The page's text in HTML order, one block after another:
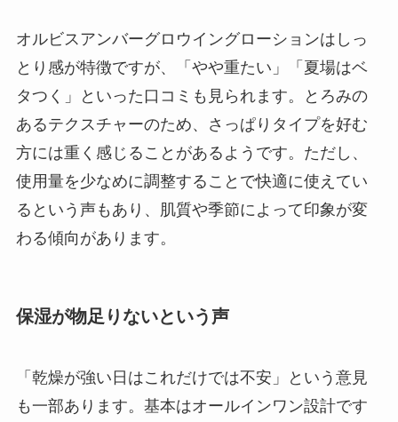
オルビスアンバーグロウイングローションはしっ
とり感が特徴ですが、「やや重たい」「夏場はベ
タつく」といった口コミも見られます。とろみの
あるテクスチャーのため、さっぱりタイプを好む
方には重く感じることがあるようです。ただし、
使用量を少なめに調整することで快適に使えてい
るという声もあり、肌質や季節によって印象が変
わる傾向があります。
保湿が物足りないという声
「乾燥が強い日はこれだけでは不安」という意見
も一部あります。基本はオールインワン設計です